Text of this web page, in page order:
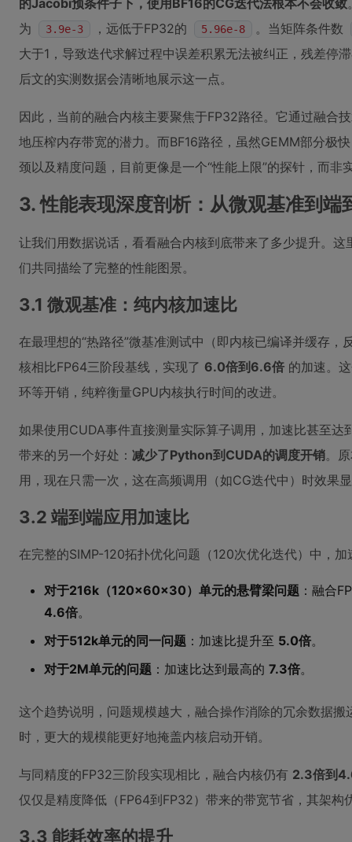
的Jacobi预条件子下，使用BF16的CG迭代法根本不会收敛
为
3.9e-3 ，远低于FP32的 5.96e-8
。当矩阵条件数
大于1，导致迭代求解过程中误差积累无法被纠正，残差停
后文的实测数据会清晰地展示这一点。
因此，当前的融合内核主要聚焦于FP32路径。它通过融合
地压榨内存带宽的潜力。而BF16路径，虽然GEMM部分极
颈以及精度问题，目前更像是一个“性能上限”的探针，而非
3. 性能表现深度剖析：从微观基准到端
让我们用数据说话，看看融合内核到底带来了多少提升。
们共同描绘了完整的性能图景。
3.1 微观基准：纯内核加速比
在最理想的“热路径”微基准测试中（即内核已编译并缓存
核相比FP64三阶段基线，实现了 6.0倍到6.6倍 的加速。
环等开销，纯粹衡量GPU内核执行时间的改进。
如果使用CUDA事件直接测量实际算子调用，加速比甚至达
带来的另一个好处： 减少了Python到CUDA的调度开销。
用，现在只需一次，这在高频调用（如CG迭代中）时效果
3.2 端到端应用加速比
在完整的SIMP-120拓扑优化问题（120次优化迭代）中，
对于216k（120x60x30）单元的悬臂梁问题 ：融合
4.6倍。
对于512k单元的同一问题 ：加速比提升至 5.0倍。
对于2M单元的问题 ：加速比达到最高的 7.3倍。
这个趋势说明，问题规模越大，融合操作消除的冗余数据
时，更大的规模能更好地掩盖内核启动开销。
与同精度的FP32三阶段实现相比，融合内核仍有 2.3倍到
仅仅是精度降低（FP64到FP32）带来的带宽节省，其架构
3.3 能耗效率的提升